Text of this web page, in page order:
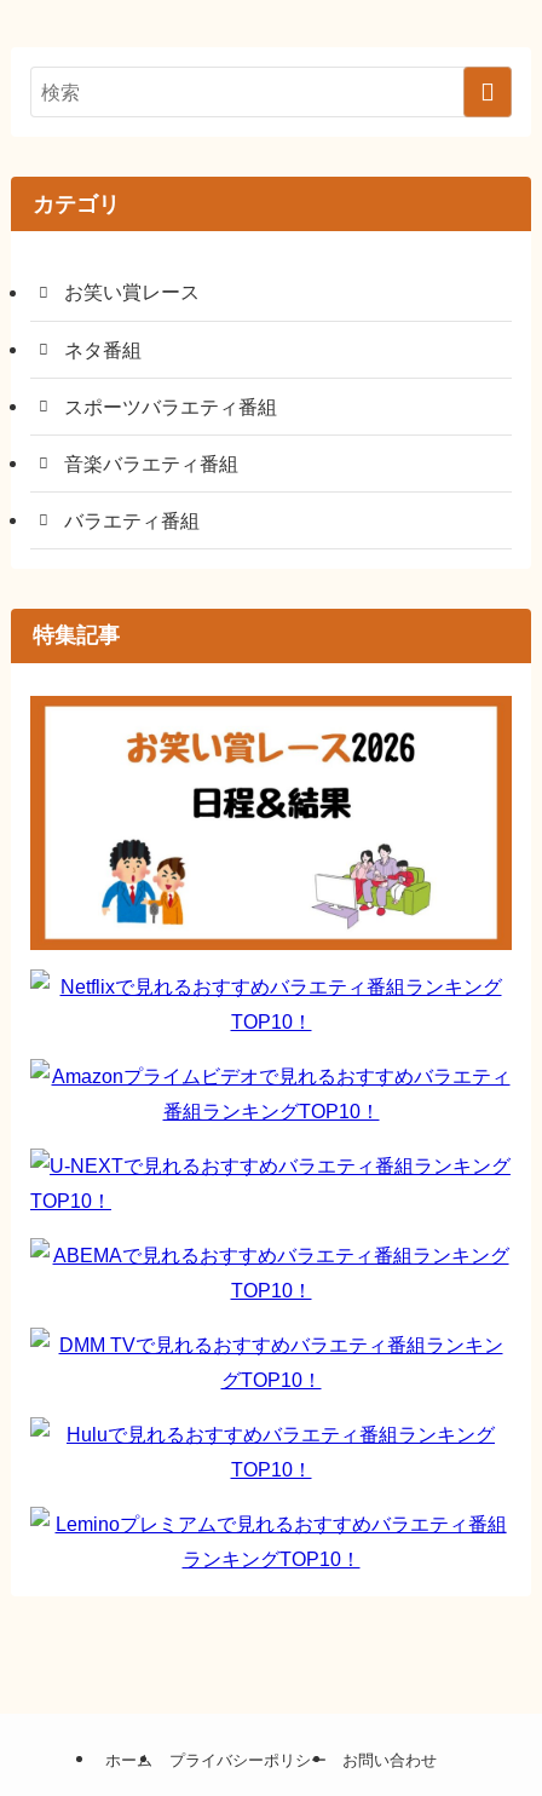
カテゴリ
お笑い賞レース
ネタ番組
スポーツバラエティ番組
音楽バラエティ番組
バラエティ番組
特集記事
ホーム プライバシーポリシー お問い合わせ